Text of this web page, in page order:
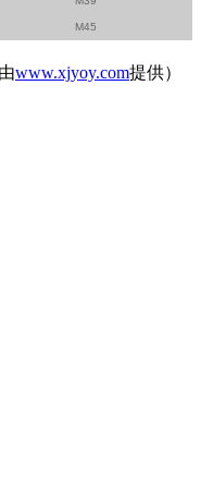
M45
www.xjyoy.com提供）